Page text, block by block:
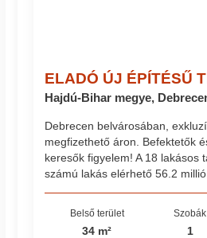
ELADÓ ÚJ ÉPÍTÉSŰ
Hajdú-Bihar megye,
Debrecen belvárosában,
megfizethető áron. Befektetők
keresők figyelem! A 18 lakásos
számú lakás elérhető 56.2 millió
Belső terület
34 m²
Szobák
1